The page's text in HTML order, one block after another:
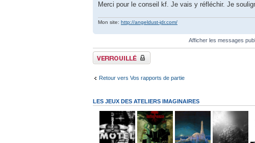
Merci pour le conseil kf. Je vais y réfléchir. Je
Mon site: http://angeldust-jdr.com/
Afficher les messages
Sujet verrouillé
Retour vers Vos rapports de partie
LES JEUX DES ATELIERS IMAGINAIRES